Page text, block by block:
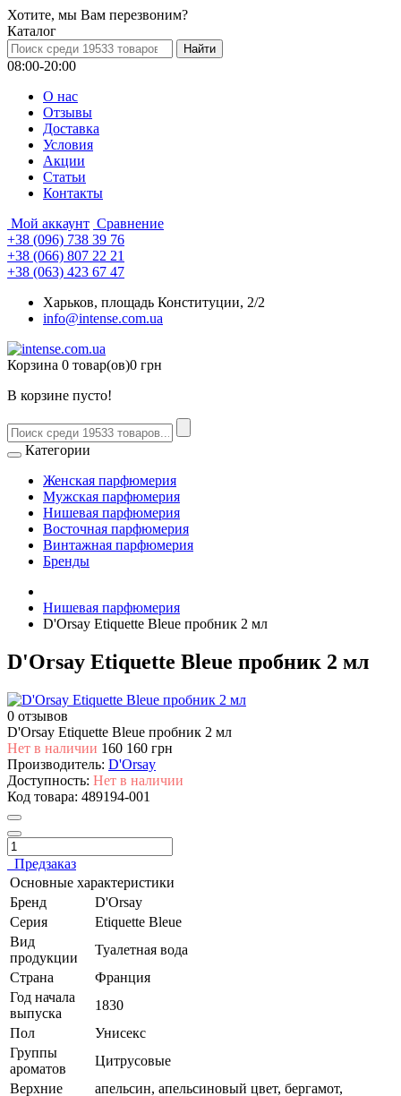
Хотите, мы Вам перезвоним?
Каталог
08:00-20:00
О нас
Отзывы
Доставка
Условия
Aкции
Статьи
Контакты
Мой аккаунт Сравнение
+38 (096) 738 39 76
+38 (066) 807 22 21
+38 (063) 423 67 47
Харьков, площадь Конституции, 2/2
info@intense.com.ua
Корзина 0 товар(ов)0 грн
В корзине пусто!
Категории
Женская парфюмерия
Мужская парфюмерия
Нишевая парфюмерия
Восточная парфюмерия
Винтажная парфюмерия
Бренды
Нишевая парфюмерия
D'Orsay Etiquette Bleue пробник 2 мл
D'Orsay Etiquette Bleue пробник 2 мл
0 отзывов
D'Orsay Etiquette Bleue пробник 2 мл
Нет в наличии 160 160 грн
Производитель: D'Orsay
Доступность: Нет в наличии
Код товара: 489194-001
Предзаказ
Основные характеристики
Бренд
D'Orsay
Серия
Etiquette Bleue
Вид
продукции
Туалетная вода
Страна
Франция
Год начала
выпуска
1830
Пол
Унисекс
Группы
ароматов
Цитрусовые
Верхние
апельсин, апельсиновый цвет, бергамот,